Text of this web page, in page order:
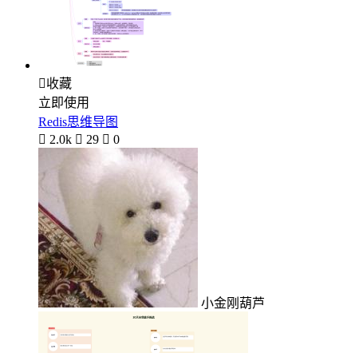
收藏
立即使用
Redis思维导图
 2.0k  29  0
小金刚葫芦